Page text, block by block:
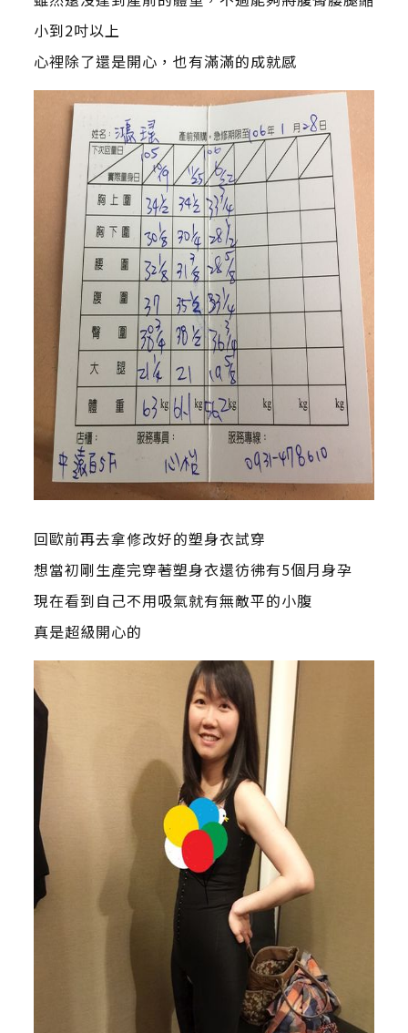
小到2吋以上
心裡除了還是開心，也有滿滿的成就感
回歐前再去拿修改好的塑身衣試穿
想當初剛生產完穿著塑身衣還彷彿有5個月身孕
現在看到自己不用吸氣就有無敵平的小腹
真是超級開心的